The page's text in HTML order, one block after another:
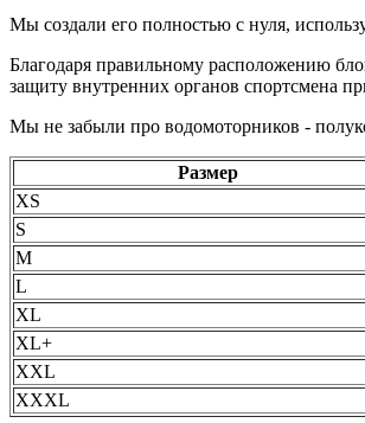
Мы создали его полностью с нуля,
Благодаря правильному расположению
защиту внутренних органов спортсмена
Мы не забыли про водомоторников -
Размер
XS
S
M
L
XL
XL+
XXL
XXXL